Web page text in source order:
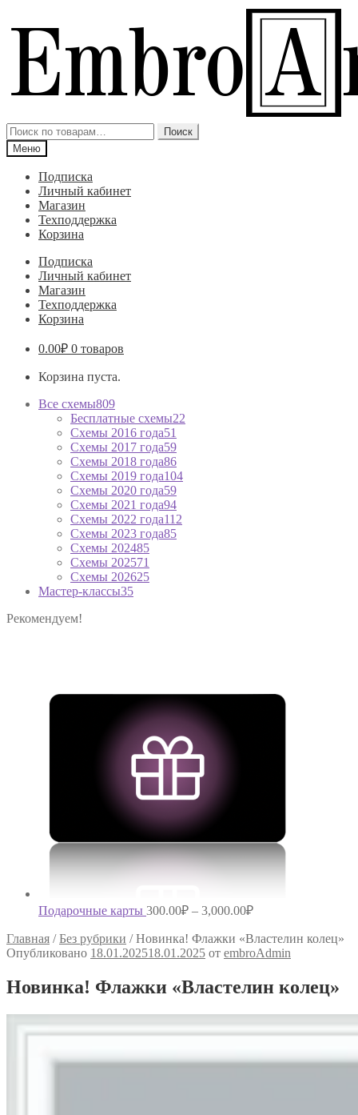
к
навигации
к
содержимому
Искать:
Поиск
Меню
Подписка
Личный кабинет
Магазин
Техподдержка
Корзина
Подписка
Личный кабинет
Магазин
Техподдержка
Корзина
0.00₽ 0 товаров
Корзина пуста.
Все схемы809
Бесплатные схемы22
Схемы 2016 года51
Схемы 2017 года59
Схемы 2018 года86
Схемы 2019 года104
Схемы 2020 года59
Схемы 2021 года94
Схемы 2022 года112
Схемы 2023 года85
Схемы 202485
Схемы 202571
Схемы 202625
Мастер-классы35
Рекомендуем!
Подарочные карты 300.00₽ – 3,000.00₽
Главная /Без рубрики /Новинка! Флажки «Властелин колец»
Опубликовано 18.01.202518.01.2025 от embroAdmin
Новинка! Флажки «Властелин колец»